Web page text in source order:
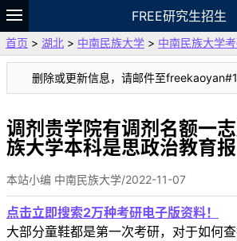
FREE研究生招生
题库
故事 专题 APP 笔
VIP
资料
首页 > 湖北 > 中南民族大学 > 中南民族大学
删除或更新信息，请邮件至
调剂贵学院有调剂名额一
族大学本科是思政治教育报
本站小编 中南民族大学/2022-11-07
点击立即搜索2万种考研电子版资料！
大部分童鞋都是第一次考研，对于如何查